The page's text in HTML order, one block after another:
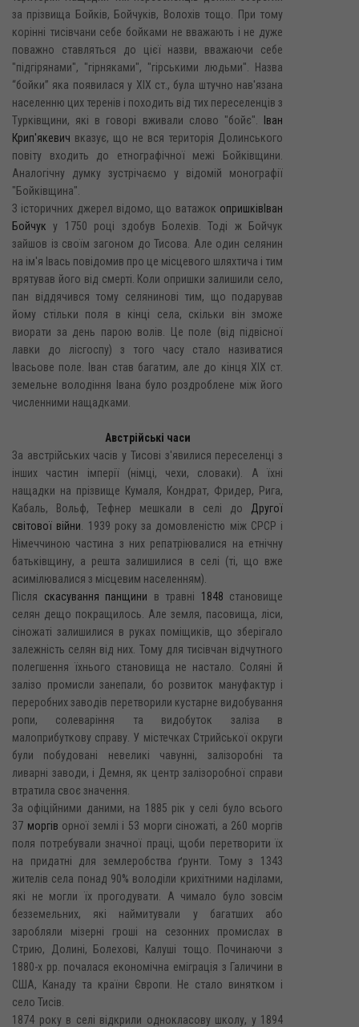
за прізвища Бойків, Бойчуків, Волохів тощо. При тому
корінні тисівчани себе бойками не вважають і не дуже
поважно ставляться до цієї назви, вважаючи себе
"підгірянами", "гірняками", "гірськими людьми". Назва
“бойки” яка появилася у XIX ст., була штучно нав'язана
населенню цих теренів і походить від тих переселенців з
Турківщини, які в говорі вживали слово "бойє".
Іван
Крип'якевич вказує, що не вся територія Долинського
повіту входить до етнографічної межі Бойківщини.
Аналогічну думку зустрічаємо у відомій монографії
"Бойківщина".
З історичних джерел відомо, що ватажок опришків Іван
Бойчук у 1750 році здобув Болехів. Тоді ж Бойчук
зайшов із своїм загоном до Тисова. Але один селянин
на ім'я Івась повідомив про це місцевого шляхтича і тим
врятував його від смерті. Коли опришки залишили село,
пан віддячився тому селянинові тим, що подарував
йому стільки поля в кінці села, скільки він зможе
виорати за день парою волів. Це поле (від підвісної
лавки до лісгоспу) з того часу стало називатися
Івасьове поле. Іван став багатим, але до кінця XIX ст.
земельне володіння Івана було роздроблене між його
численними нащадками.
Австрійські часи
За австрійських часів у Тисові з'явилися переселенці з
інших частин імперії (німці, чехи, словаки). А їхні
нащадки на прізвище Кумаля, Кондрат, Фридер, Рига,
Кабаль, Вольф, Тефнер мешкали в селі до Другої
світової війни . 1939 року за домовленістю між СРСР і
Німеччиною частина з них репатріювалися на етнічну
батьківщину, а решта залишилися в селі (ті, що вже
асимілювалися з місцевим населенням).
Після скасування панщини в травні 1848 становище
селян дещо покращилось. Але земля, пасовища, ліси,
сіножаті залишилися в руках поміщиків, що зберігало
залежність селян від них. Тому для тисівчан відчутного
полегшення їхнього становища не настало. Соляні й
залізо промисли занепали, бо розвиток мануфактур і
переробних заводів перетворили кустарне видобування
ропи, солеваріння та видобуток заліза в
малоприбуткову справу. У містечках Стрийської округи
були побудовані невеликі чавунні, залізоробні та
ливарні заводи, і Демня, як центр залізоробної справи
втратила своє значення.
За офіційними даними, на 1885 рік у селі було всього
37 моргів орної землі і 53 морги сіножаті, а 260 моргів
поля потребували значної праці, щоби перетворити їх
на придатні для землеробства ґрунти. Тому з 1343
жителів села понад 90% володіли крихітними наділами,
які не могли їх прогодувати. А чимало було зовсім
безземельних, які наймитували у багатших або
заробляли мізерні гроші на сезонних промислах в
Стрию, Долині, Болехові, Калуші тощо. Починаючи з
1880-х рр. почалася економічна еміграція з Галичини в
США, Канаду та країни Європи. Не стало винятком і
село Тисів.
1874 року в селі відкрили однокласову школу, у 1894